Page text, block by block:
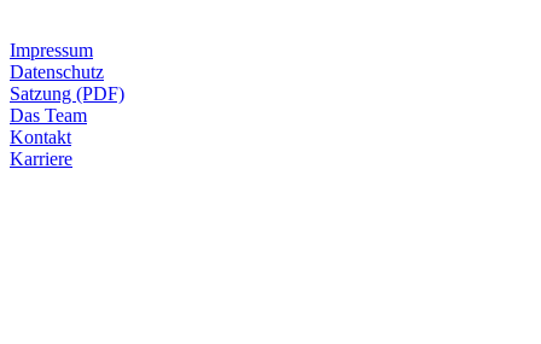
Impressum
Datenschutz
Satzung (PDF)
Das Team
Kontakt
Karriere